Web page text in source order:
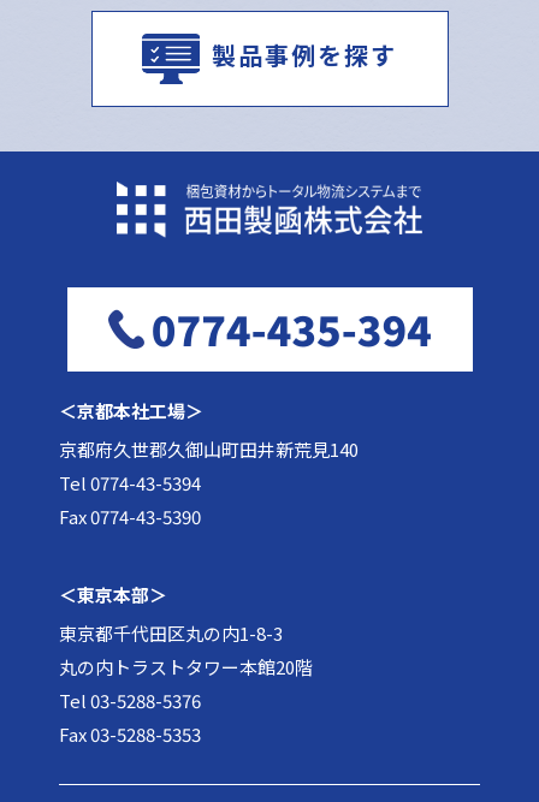
製品事例を探す
＜京都本社工場＞
京都府久世郡久御山町田井新荒見140
Tel 0774-43-5394
Fax 0774-43-5390
＜東京本部＞
東京都千代田区丸の内1-8-3
丸の内トラストタワー本館20階
Tel 03-5288-5376
Fax 03-5288-5353